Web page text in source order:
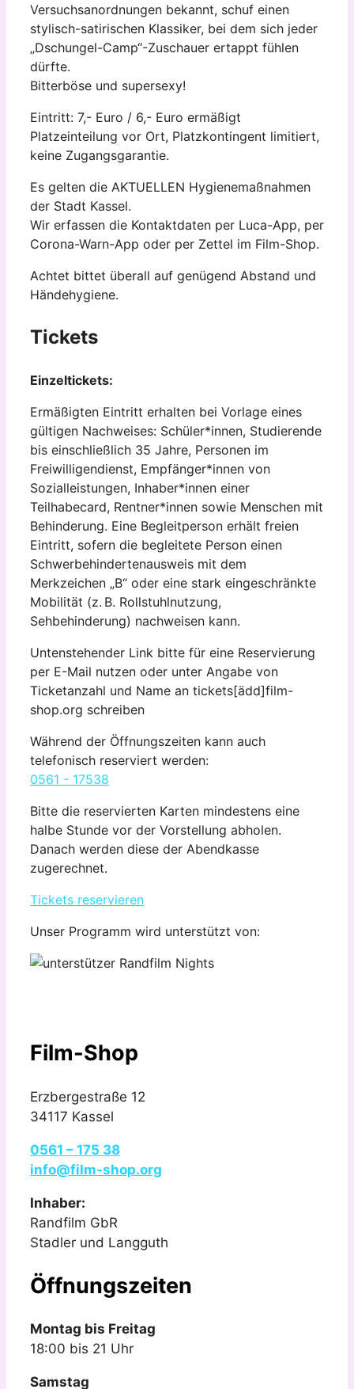
Versuchsanordnungen bekannt, schuf einen
stylisch-satirischen Klassiker, bei dem sich jeder
„Dschungel-Camp“-Zuschauer ertappt fühlen
dürfte.
Bitterböse und supersexy!
Eintritt: 7,- Euro / 6,- Euro ermäßigt
Platzeinteilung vor Ort, Platzkontingent limitiert,
keine Zugangsgarantie.
Es gelten die AKTUELLEN Hygienemaßnahmen
der Stadt Kassel.
Wir erfassen die Kontaktdaten per Luca-App, per
Corona-Warn-App oder per Zettel im Film-Shop.
Achtet bittet überall auf genügend Abstand und
Händehygiene.
Tickets
Einzeltickets:
Ermäßigten Eintritt erhalten bei Vorlage eines
gültigen Nachweises: Schüler*innen, Studierende
bis einschließlich 35 Jahre, Personen im
Freiwilligendienst, Empfänger*innen von
Sozialleistungen, Inhaber*innen einer
Teilhabecard, Rentner*innen sowie Menschen mit
Behinderung. Eine Begleitperson erhält freien
Eintritt, sofern die begleitete Person einen
Schwerbehindertenausweis mit dem
Merkzeichen „B“ oder eine stark eingeschränkte
Mobilität (z. B. Rollstuhlnutzung,
Sehbehinderung) nachweisen kann.
Untenstehender Link bitte für eine Reservierung
per E-Mail nutzen oder unter Angabe von
Ticketanzahl und Name an tickets[ädd]film-
shop.org schreiben
Während der Öffnungszeiten kann auch
telefonisch reserviert werden:
0561 - 17538
Bitte die reservierten Karten mindestens eine
halbe Stunde vor der Vorstellung abholen.
Danach werden diese der Abendkasse
zugerechnet.
Tickets reservieren
Unser Programm wird unterstützt von:
Film-Shop
Erzbergestraße 12
34117 Kassel
0561 – 175 38
info@film-shop.org
Inhaber:
Randfilm GbR
Stadler und Langguth
Öffnungszeiten
Montag bis Freitag
18:00 bis 21 Uhr
Samstag